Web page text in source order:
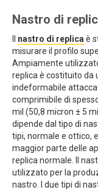
Nastro di
nastro di replica è
misurare il profilo
Ampiamente
replica è costituito da
indeformabile
comprimibile di
mil (50,8 micron ± 5
dipende dal tipo di
tipi, normale e ottico,
maggior parte delle
replica normale. Il
utilizzato per la
nastro. I due tipi di